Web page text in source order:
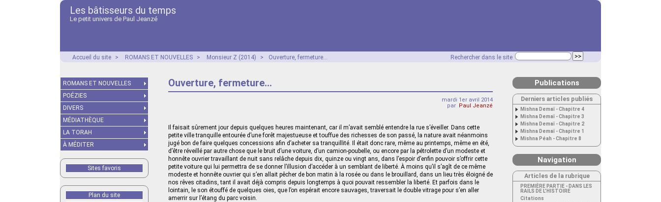
Les bâtisseurs du temps
Le petit univers de Paul Jeanzé
Rechercher dans le site
Accueil du site > ROMANS ET NOUVELLES > Monsieur Z (2014) > Ouverture, fermeture…
Ouverture, fermeture…
mardi 1er avril 2014
par Paul Jeanzé
Il faisait sûrement jour depuis quelques heures maintenant, car il m’avait semblé entendre la rue s’éveiller. Dans cette
petite ville tranquille entourée d’une forêt majestueuse et touffue des richesses de son passé, la nature avait néanmoins
jugé bon de faire quelques concessions afin d’acheter sa tranquillité. Il était donc rare, même au printemps, même en été,
d’être réveillé par autre chose que le bruit d’une voiture, d’un camion-poubelle, ou encore par la pétrolette d’un modeste et
honnête ouvrier travaillant de nuit sans relâche depuis dix, quinze ou vingt ans, dans l’espoir d’enfin pouvoir s’offrir cette
petite voiture qui lui permettra de se donner l’illusion d’accéder à un semblant de liberté. À moins qu’il s’agît de ce même
modeste et honnête ouvrier qui s’en allait pêcher de bon matin à la rosée ou dans le brouillard, dans un lieu très éloigné de
nos rêves citadins, tant il avait déjà compris depuis longtemps à quoi pouvait ressembler la liberté. Et parfois dans le
lointain, le son étouffé de quelques oies, que l’on espérait encore sauvages, traversait le double vitrage pour s’en aller
amerrir sur l’étang du parc voisin.
ROMANS ET NOUVELLES
POÉZIES
DIVERS
MÉDIATHÈQUE
LA TORAH
À MÉDITER
Sites favoris
Plan du site
Publications
Derniers articles publiés
Mishna Demaï - Chapitre 4
Mishna Demaï - Chapitre 3
Mishna Demaï - Chapitre 2
Mishna Demaï - Chapitre 1
Mishna Péah - Chapitre 8
Navigation
Articles de la rubrique
PREMIÈRE PARTIE - DANS LES
RAILS DE L’HISTOIRE
Citations